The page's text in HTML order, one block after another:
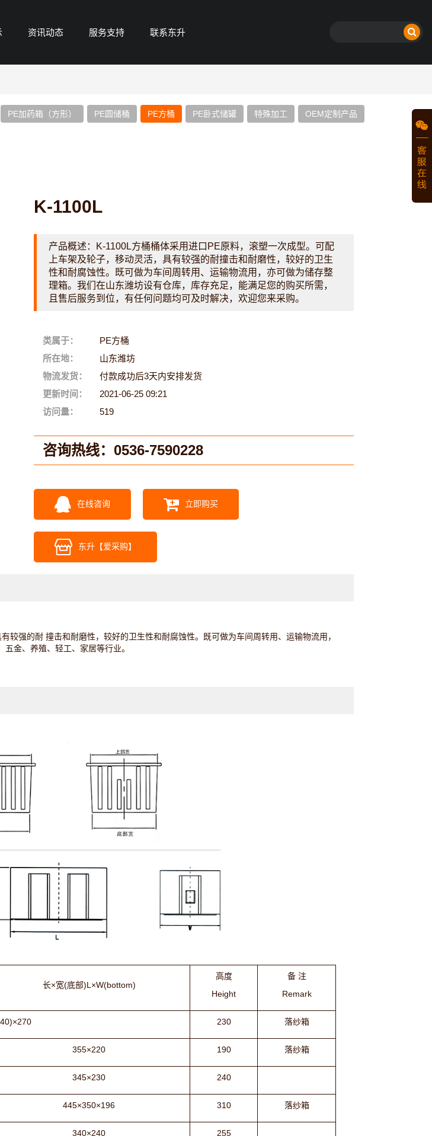
资讯动态 服务支持 联系东升
PE加药箱（方形） PE圆储桶 PE方桶 PE卧式储罐 特殊加工 OEM定制产品
K-1100L
产品概述：
K-1100L方桶桶体采用进口PE原料，滚塑一次成型。可配
上车架及轮子，移动灵活，具有较强的耐撞击和耐磨性，较好的卫生
性和耐腐蚀性。既可做为车间周转用、运输物流用，亦可做为储存整
理箱。我们在山东潍坊设有仓库，库存充足，能满足您的购买所需，
且售后服务到位，有任何问题均可及时解决，欢迎您来采购。
类属于：
PE方桶
所在地：
山东潍坊
物流发货：
付款成功后3天内安排发货
更新时间：
2021-06-25 09:21
访问量：
519
咨询热线： 0536-7590228
在线咨询 立即购买
东升【爱采购】
强的耐 撞击和耐磨性，较好的卫生性和耐腐蚀性。既可做为车间周转用、运输物流用，
金、养殖、轻工、家居等行业。
长×宽(底部)L×W(bottom)
高度
Height
备 注
Remark
230 落纱箱
355×220 190 落纱箱
345×230 240
445×350×196 310 落纱箱
340×240 255